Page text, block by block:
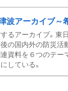
波アーカイブ～
るアーカイブ。東
の国内外の防災活
資料を６つのテー
している。